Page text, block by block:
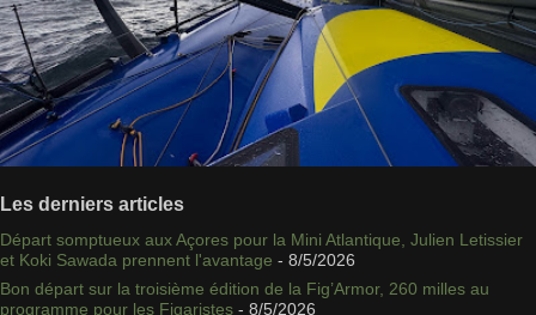
Les derniers articles
Départ somptueux aux Açores pour la Mini Atlantique, Julien Letissier
et Koki Sawada prennent l'avantage - 8/5/2026
Bon départ sur la troisième édition de la Fig’Armor, 260 milles au
programme pour les Figaristes - 8/5/2026